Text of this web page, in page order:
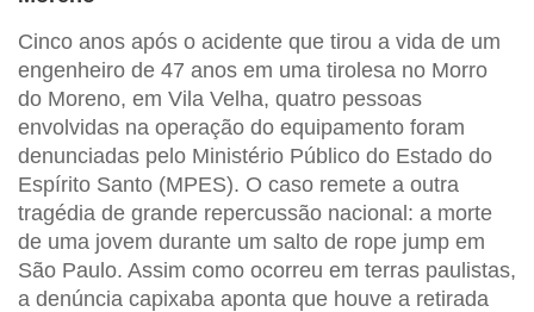
Cinco anos após o acidente que tirou a vida de um
engenheiro de 47 anos em uma tirolesa no Morro
do Moreno, em Vila Velha, quatro pessoas
envolvidas na operação do equipamento foram
denunciadas pelo Ministério Público do Estado do
Espírito Santo (MPES). O caso remete a outra
tragédia de grande repercussão nacional: a morte
de uma jovem durante um salto de rope jump em
São Paulo. Assim como ocorreu em terras paulistas,
a denúncia capixaba aponta que houve a retirada